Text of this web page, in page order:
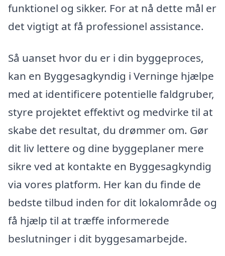
funktionel og sikker. For at nå dette mål er
det vigtigt at få professionel assistance.
Så uanset hvor du er i din byggeproces,
kan en Byggesagkyndig i Verninge hjælpe
med at identificere potentielle faldgruber,
styre projektet effektivt og medvirke til at
skabe det resultat, du drømmer om. Gør
dit liv lettere og dine byggeplaner mere
sikre ved at kontakte en Byggesagkyndig
via vores platform. Her kan du finde de
bedste tilbud inden for dit lokalområde og
få hjælp til at træffe informerede
beslutninger i dit byggesamarbejde.